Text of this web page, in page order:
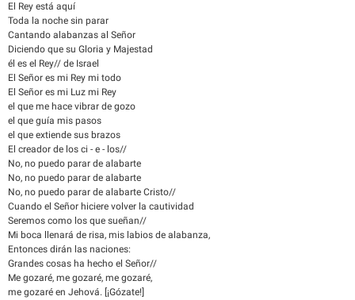
El Rey está aquí
Toda la noche sin parar
Cantando alabanzas al Señor
Diciendo que su Gloria y Majestad
él es el Rey// de Israel
El Señor es mi Rey mi todo
El Señor es mi Luz mi Rey
el que me hace vibrar de gozo
el que guía mis pasos
el que extiende sus brazos
El creador de los ci - e - los//
No, no puedo parar de alabarte
No, no puedo parar de alabarte
No, no puedo parar de alabarte Cristo//
Cuando el Señor hiciere volver la cautividad
Seremos como los que sueñan//
Mi boca llenará de risa, mis labios de alabanza,
Entonces dirán las naciones:
Grandes cosas ha hecho el Señor//
Me gozaré, me gozaré, me gozaré,
me gozaré en Jehová. [¡Gózate!]